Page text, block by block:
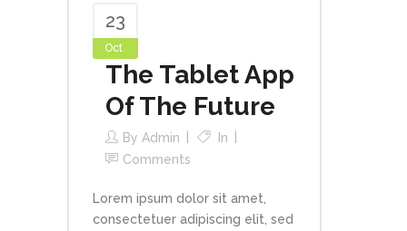
23
Oct
The Tablet App
Of The Future
By Admin
In
Comments
Lorem ipsum dolor sit amet,
consectetuer adipiscing elit, sed